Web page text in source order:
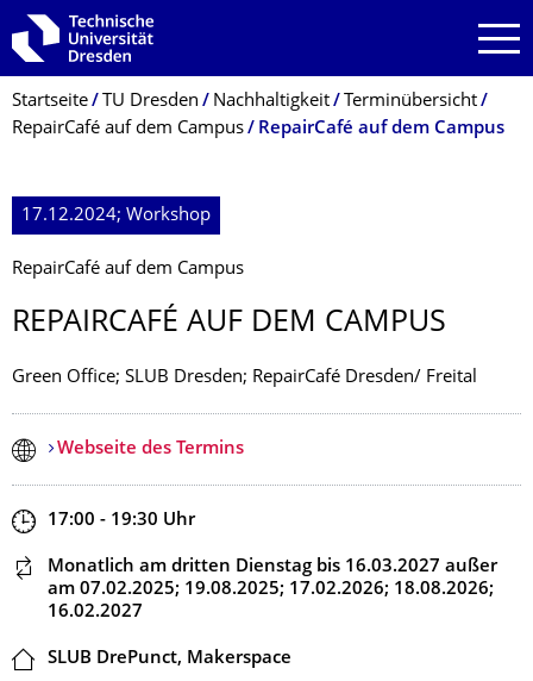
Zur Hauptnavigation springen
Zur Suche springen
Zum Inhalt springen
Breadcrumb-Menü
Startseite TU Dresden Nachhaltigkeit
Terminübersicht
RepairCafé auf dem Campus
RepairCafé auf dem Campus
17.12.2024; Workshop
RepairCafé auf dem Campus
REPAIRCAFÉ AUF DEM CAMPUS
Green Office; SLUB Dresden; RepairCafé Dresden/ Freital
Webseite des Termins
Zeit
17:00 - 19:30 Uhr
Dieser Termin wiederholt sich
Monatlich am dritten Dienstag bis 16.03.2027 außer
am 07.02.2025; 19.08.2025; 17.02.2026; 18.08.2026;
16.02.2027
Ort
SLUB DrePunct, Makerspace